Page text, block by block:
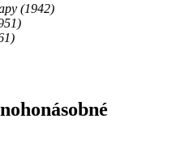
(1942)